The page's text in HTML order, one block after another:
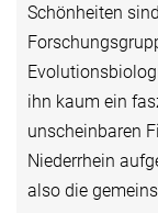
Schönheiten
ihn kaum ein
unscheinbaren
Niederrhein
also die